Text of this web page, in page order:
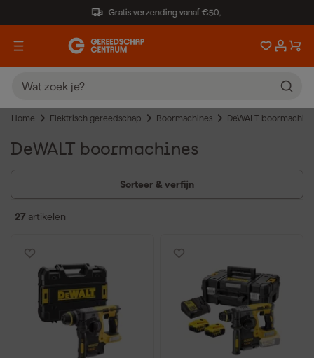
Gratis verzending vanaf €50,-
Home Elektrisch gereedschap Boormachines DeWALT
DeWALT boormachines
Sorteer & verfijn
27 artikelen